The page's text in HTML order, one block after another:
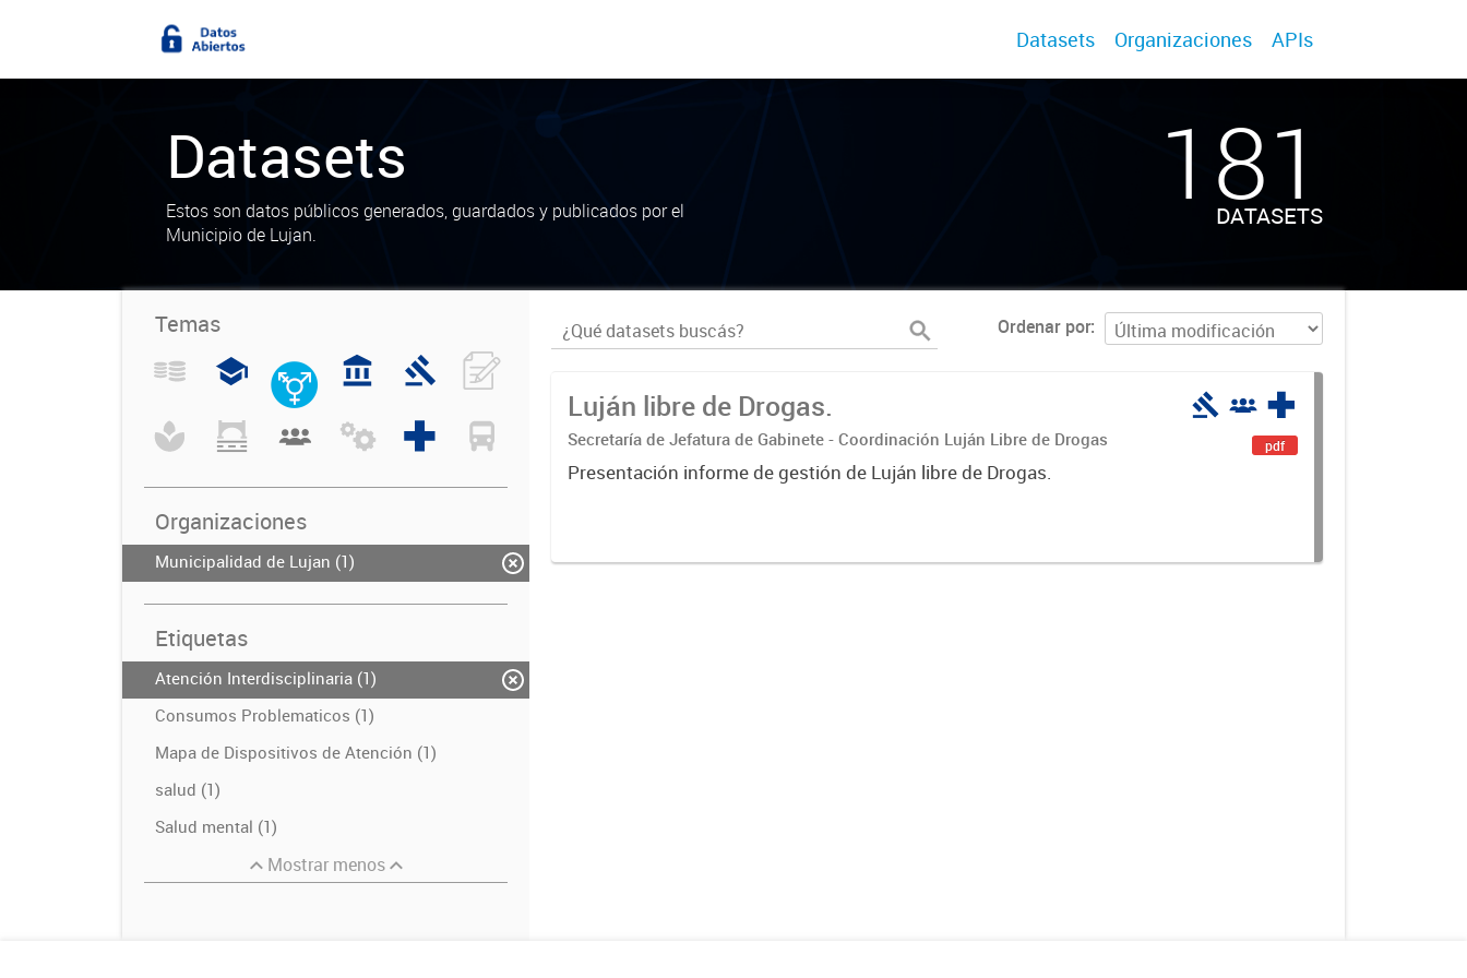
Datasets Organizaciones APIs
Datasets
Estos son datos públicos generados, guardados y publicados por el
Municipio de Lujan.
181
DATASETS
Temas
Organizaciones
Municipalidad de Lujan (1)
Etiquetas
Atención Interdisciplinaria (1)
Consumos Problematicos (1)
Mapa de Dispositivos de Atención (1)
salud (1)
Salud mental (1)
Mostrar menos
Ordenar por
Luján libre de Drogas.
Secretaría de Jefatura de Gabinete - Coordinación Luján Libre de Drogas
Presentación informe de gestión de Luján libre de Drogas.
pdf